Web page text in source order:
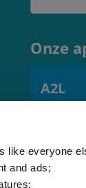
like everyone
and ads;
Onze
A2L